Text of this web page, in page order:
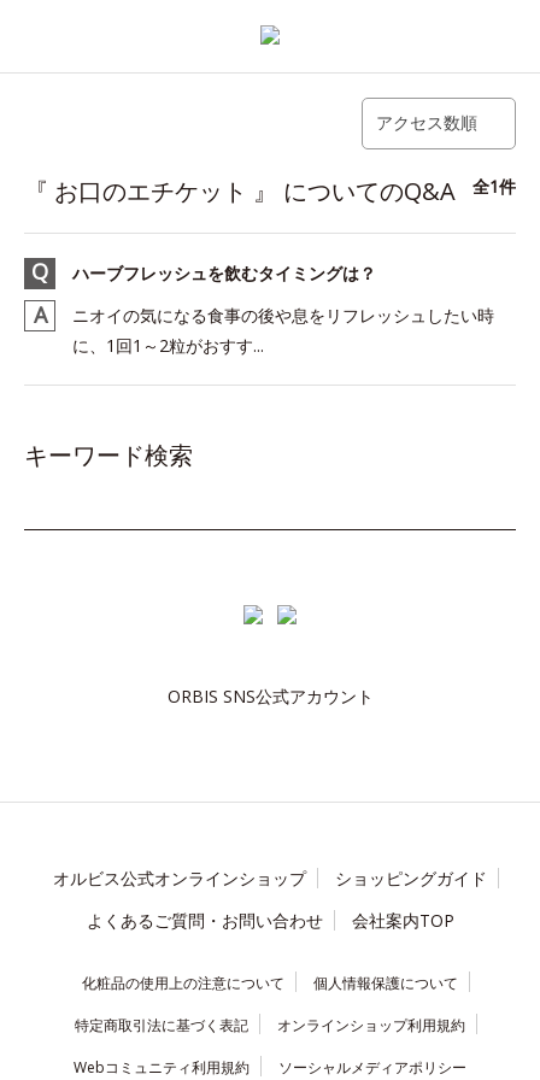
アクセス数順
『 お口のエチケット 』 についてのQ&A 全1件
ハーブフレッシュを飲むタイミングは？
ニオイの気になる食事の後や息をリフレッシュしたい時
に、1回1～2粒がおすす...
キーワード検索
ORBIS SNS公式アカウント
オルビス公式オンラインショップ
ショッピングガイド
よくあるご質問・お問い合わせ
会社案内TOP
化粧品の使用上の注意について 個人情報保護について
特定商取引法に基づく表記 オンラインショップ利用規約
Webコミュニティ利用規約 ソーシャルメディアポリシー